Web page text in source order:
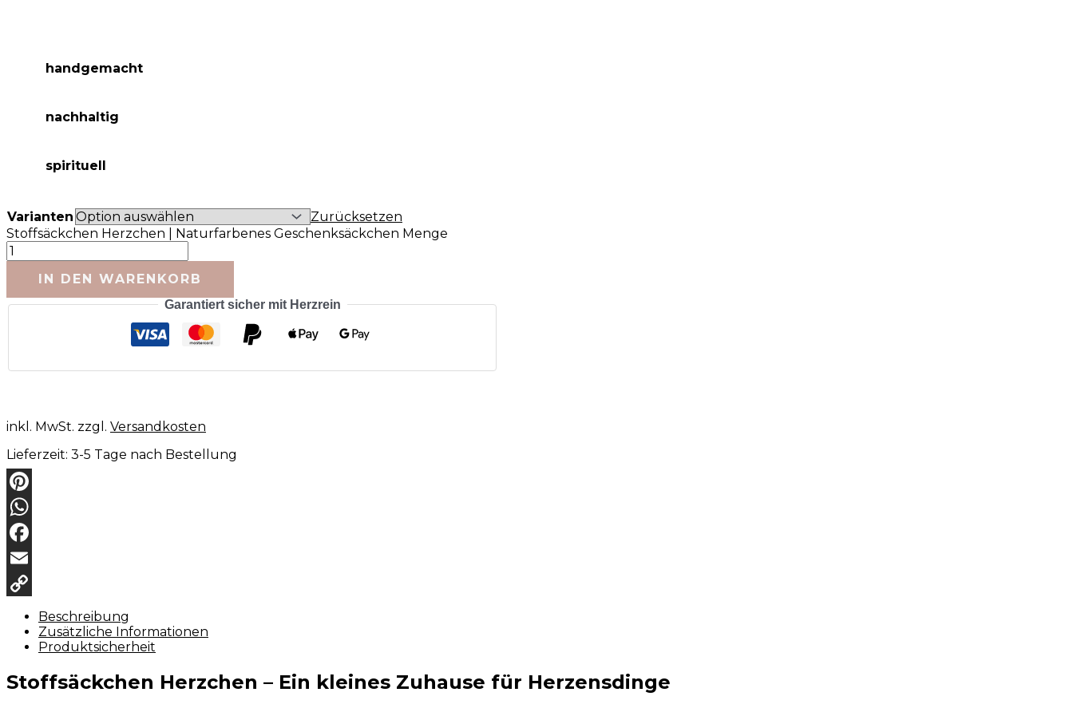
handgemacht
nachhaltig
spirituell
Varianten
Zurücksetzen
Stoffsäckchen Herzchen | Naturfarbenes Geschenksäckchen Menge
IN DEN WARENKORB
Garantiert sicher mit Herzrein
inkl. MwSt. zzgl. Versandkosten
Lieferzeit: 3-5 Tage nach Bestellung
Pinterest
WhatsApp
Facebook
Email
Link
Beschreibung
Zusätzliche Informationen
Produktsicherheit
Stoffsäckchen Herzchen – Ein kleines Zuhause für Herzensdinge